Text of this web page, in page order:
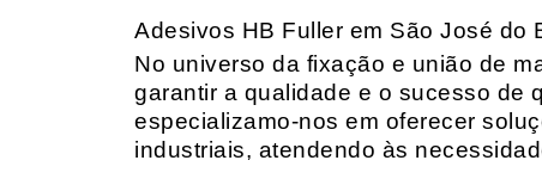
Adesivos HB Fuller em São José do
No universo da fixação e união de
garantir a qualidade e o sucesso de
especializamo-nos em oferecer
industriais, atendendo às